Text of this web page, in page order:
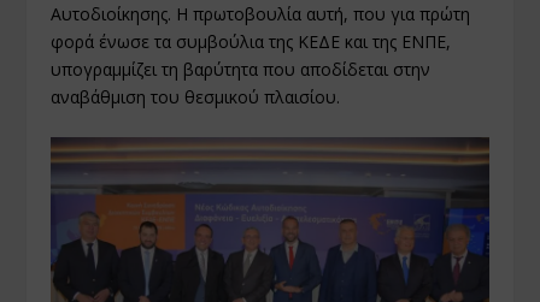
Αυτοδιοίκησης. Η πρωτοβουλία αυτή, που για πρώτη
φορά ένωσε τα συμβούλια της ΚΕΔΕ και της ΕΝΠΕ,
υπογραμμίζει τη βαρύτητα που αποδίδεται στην
αναβάθμιση του θεσμικού πλαισίου.